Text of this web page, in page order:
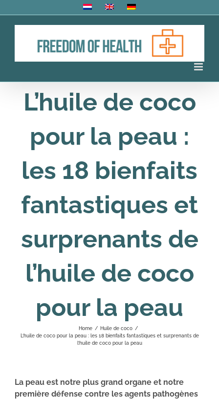
to
L’huile de coco
pour la peau :
les 18 bienfaits
fantastiques et
surprenants de
l’huile de coco
pour la peau
Home / Huile de coco /
L’huile de coco pour la peau : les 18 bienfaits fantastiques et surprenants de
l’huile de coco pour la peau
La peau est notre plus grand organe et notre
première défense contre les agents pathogènes